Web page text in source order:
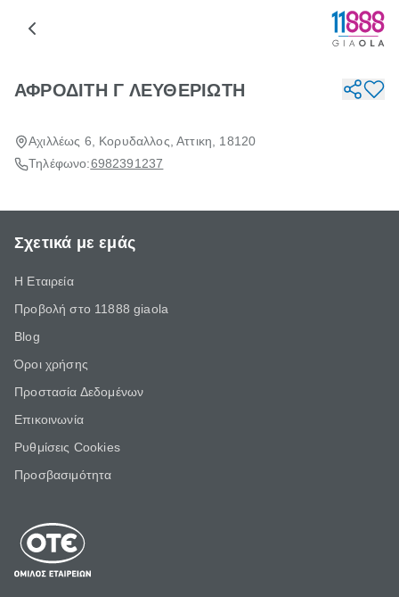
ΑΦΡΟΔΙΤΗ Γ ΛΕΥΘΕΡΙΩΤΗ
Αχιλλέως 6, Κορυδαλλος, Αττικη, 18120
Τηλέφωνο:6982391237
Σχετικά με εμάς
Η Εταιρεία
Προβολή στο 11888 giaola
Blog
Όροι χρήσης
Προστασία Δεδομένων
Επικοινωνία
Ρυθμίσεις Cookies
Προσβασιμότητα